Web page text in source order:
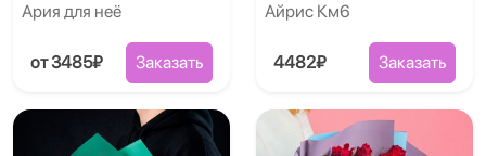
Ария для неё
от 3485₽ Заказать
Айрис Км6
4482₽ Заказать